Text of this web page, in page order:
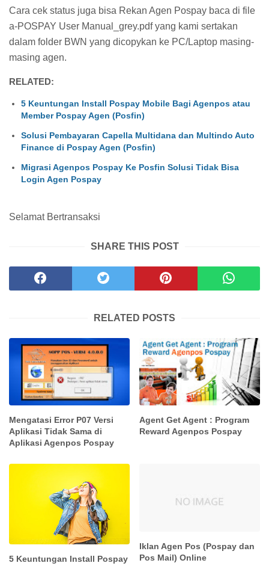
Cara cek status juga bisa Rekan Agen Pospay baca di file
a-POSPAY User Manual_grey.pdf yang kami sertakan
dalam folder BWN yang dicopykan ke PC/Laptop masing-
masing agen.
RELATED:
5 Keuntungan Install Pospay Mobile Bagi Agenpos atau
Member Pospay Agen (Posfin)
Solusi Pembayaran Capella Multidana dan Multindo Auto
Finance di Pospay Agen (Posfin)
Migrasi Agenpos Pospay Ke Posfin Solusi Tidak Bisa
Login Agen Pospay
Selamat Bertransaksi
SHARE THIS POST
RELATED POSTS
Mengatasi Error P07 Versi
Aplikasi Tidak Sama di
Aplikasi Agenpos Pospay
Agent Get Agent : Program
Reward Agenpos Pospay
5 Keuntungan Install Pospay
Iklan Agen Pos (Pospay dan
Pos Mail) Online